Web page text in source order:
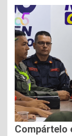
Compártelo